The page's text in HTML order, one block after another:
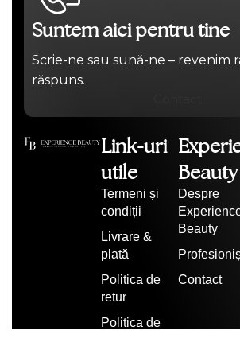
Suntem aici pentru tine
Scrie-ne sau sună-ne – revenim
răspuns.
Link-uri
utile
Termeni și
condiții
Livrare &
plată
Politica de
retur
Politica de
Beauty
Despre
Beauty
Contact